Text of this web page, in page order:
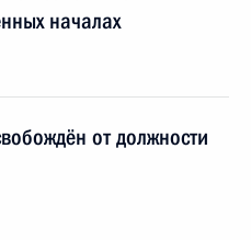
началах
от должности